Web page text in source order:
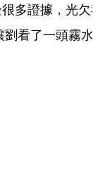
多證據，光欠
看了一頭霧水